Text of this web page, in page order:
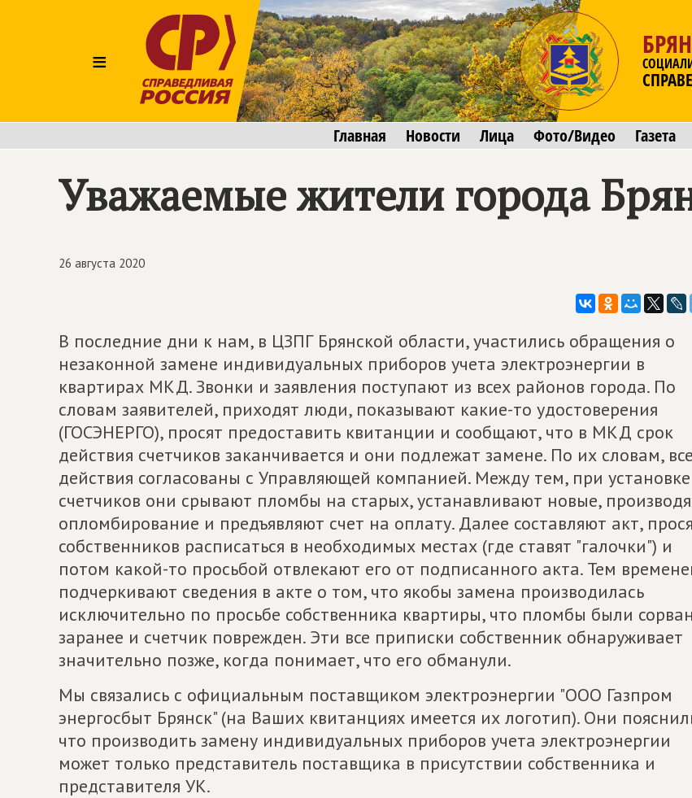
≡
Главная Новости Лица Фото/Видео Газета
Уважаемые жители города
26 августа 2020
В последние дни к нам, в ЦЗПГ Брянской области, участились обращения о
незаконной замене индивидуальных приборов учета электроэнергии в
квартирах МКД. Звонки и заявления поступают из всех районов города. По
словам заявителей, приходят люди, показывают какие-то удостоверения
(ГОСЭНЕРГО), просят предоставить квитанции и сообщают, что в МКД срок
действия счетчиков заканчивается и они подлежат замене. По их словам, все
действия согласованы с Управляющей компанией. Между тем, при установке
счетчиков они срывают пломбы на старых, устанавливают новые,
опломбирование и предъявляют счет на оплату. Далее составляют акт,
собственников расписаться в необходимых местах (где ставят "галочки") и
потом какой-то просьбой отвлекают его от подписанного акта. Тем
подчеркивают сведения в акте о том, что якобы замена производилась
исключительно по просьбе собственника квартиры, что пломбы были
заранее и счетчик поврежден. Эти все приписки собственник обнаруживает
значительно позже, когда понимает, что его обманули.
Мы связались с официальным поставщиком электроэнергии "ООО Газпром
энергосбыт Брянск" (на Ваших квитанциях имеется их логотип). Они
что производить замену индивидуальных приборов учета электроэнергии
может только представитель поставщика в присутствии собственника и
представителя УК.